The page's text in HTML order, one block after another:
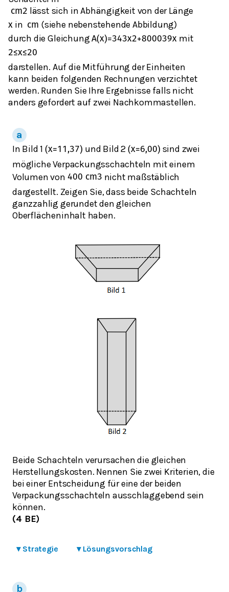
cm2 lässt sich in Abhängigkeit von der Länge
x in cm (siehe nebenstehende Abbildung)
durch die GleichungA(x)=343x2+800039x mit
2≤x≤20
darstellen. Auf die Mitführung der Einheiten
kann beiden folgenden Rechnungen verzichtet
werden. Runden Sie Ihre Ergebnisse falls nicht
anders gefordert auf zwei Nachkommastellen.
In Bild 1(x=11,37) und Bild 2 (x=6,00) sind zwei
mögliche Verpackungsschachteln mit einem
Volumen von 400 cm3 nicht maßstäblich
dargestellt. Zeigen Sie, dass beide Schachteln
ganzzahlig gerundet den gleichen
Oberflächeninhalt haben.
Beide Schachteln verursachen die gleichen
Herstellungskosten. Nennen Sie zwei Kriterien, die
bei einer Entscheidung für eine der beiden
Verpackungsschachteln ausschlaggebend sein
können.
(4 BE)
▾ Strategie ▾ Lösungsvorschlag